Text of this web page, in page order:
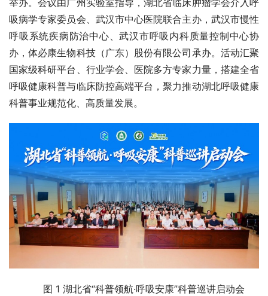
举办。会议由广州实验室指导，湖北省临床肿瘤学会介入呼
吸病学专家委员会、武汉市中心医院联合主办，武汉市慢性
呼吸系统疾病防治中心、武汉市呼吸内科质量控制中心协
办，体必康生物科技（广东）股份有限公司承办。活动汇聚
国家级科研平台、行业学会、医院多方专家力量，搭建全省
呼吸健康科普与临床防控高端平台，聚力推动湖北呼吸健康
科普事业规范化、高质量发展。
图 1 湖北省“科普领航·呼吸安康”科普巡讲启动会